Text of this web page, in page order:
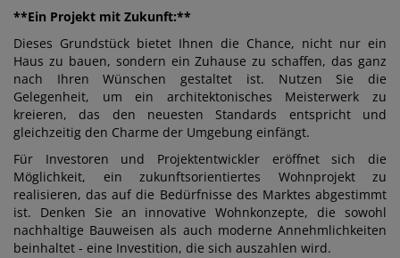
**Ein Projekt mit Zukunft:**
Dieses Grundstück bietet Ihnen die Chance, nicht nur ein
Haus zu bauen, sondern ein Zuhause zu schaffen, das ganz
nach Ihren Wünschen gestaltet ist. Nutzen Sie die
Gelegenheit, um ein architektonisches Meisterwerk zu
kreieren, das den neuesten Standards entspricht und
gleichzeitig den Charme der Umgebung einfängt.
Für Investoren und Projektentwickler eröffnet sich die
Möglichkeit, ein zukunftsorientiertes Wohnprojekt zu
realisieren, das auf die Bedürfnisse des Marktes abgestimmt
ist. Denken Sie an innovative Wohnkonzepte, die sowohl
nachhaltige Bauweisen als auch moderne Annehmlichkeiten
beinhaltet - eine Investition, die sich auszahlen wird.